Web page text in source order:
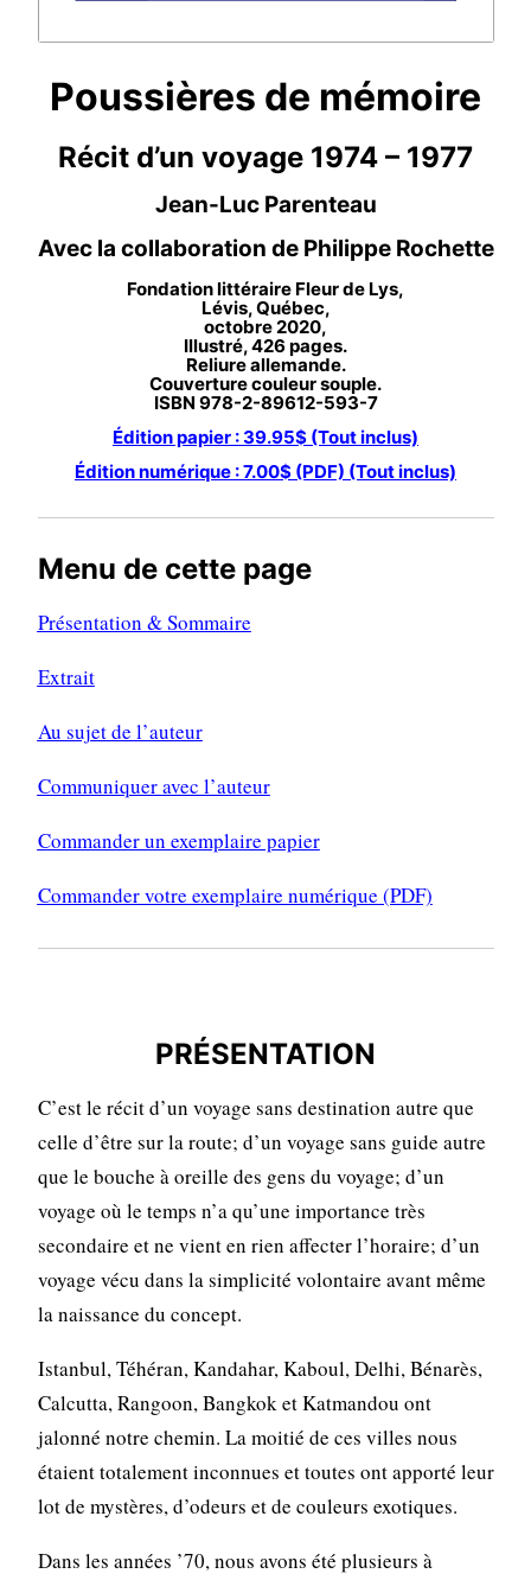
Poussières de mémoire
Récit d’un voyage 1974 – 1977
Jean-Luc Parenteau
Avec la collaboration de Philippe Rochette
Fondation littéraire Fleur de Lys,
Lévis, Québec,
octobre 2020,
Illustré, 426 pages.
Reliure allemande.
Couverture couleur souple.
ISBN 978-2-89612-593-7
Édition papier : 39.95$ (Tout inclus)
Édition numérique : 7.00$ (PDF) (Tout inclus)
Menu de cette page
Présentation & Sommaire
Extrait
Au sujet de l’auteur
Communiquer avec l’auteur
Commander un exemplaire papier
Commander votre exemplaire numérique (PDF)
PRÉSENTATION
C’est le récit d’un voyage sans destination autre que
celle d’être sur la route; d’un voyage sans guide autre
que le bouche à oreille des gens du voyage; d’un
voyage où le temps n’a qu’une importance très
secondaire et ne vient en rien affecter l’horaire; d’un
voyage vécu dans la simplicité volontaire avant même
la naissance du concept.
Istanbul, Téhéran, Kandahar, Kaboul, Delhi, Bénarès,
Calcutta, Rangoon, Bangkok et Katmandou ont
jalonné notre chemin. La moitié de ces villes nous
étaient totalement inconnues et toutes ont apporté leur
lot de mystères, d’odeurs et de couleurs exotiques.
Dans les années ’70, nous avons été plusieurs à